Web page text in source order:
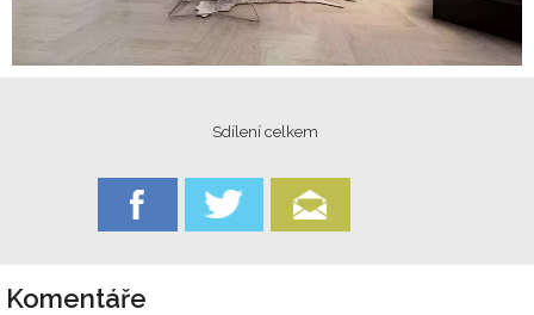
Sdílení celkem
Komentáře